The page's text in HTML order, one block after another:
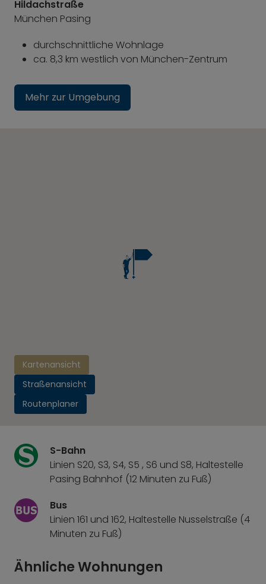
Hildachstraße
München Pasing
durchschnittliche Wohnlage
ca. 8,3 km westlich von München-Zentrum
Mehr zur Umgebung
Kartenansicht
Straßenansicht
Routenplaner
S-Bahn
Linien S20, S3, S4, S5 , S6 und S8, Haltestelle
Pasing Bahnhof (12 Minuten zu Fuß)
Bus
Linien 161 und 162, Haltestelle Nusselstraße (4
Minuten zu Fuß)
Ähnliche Wohnungen